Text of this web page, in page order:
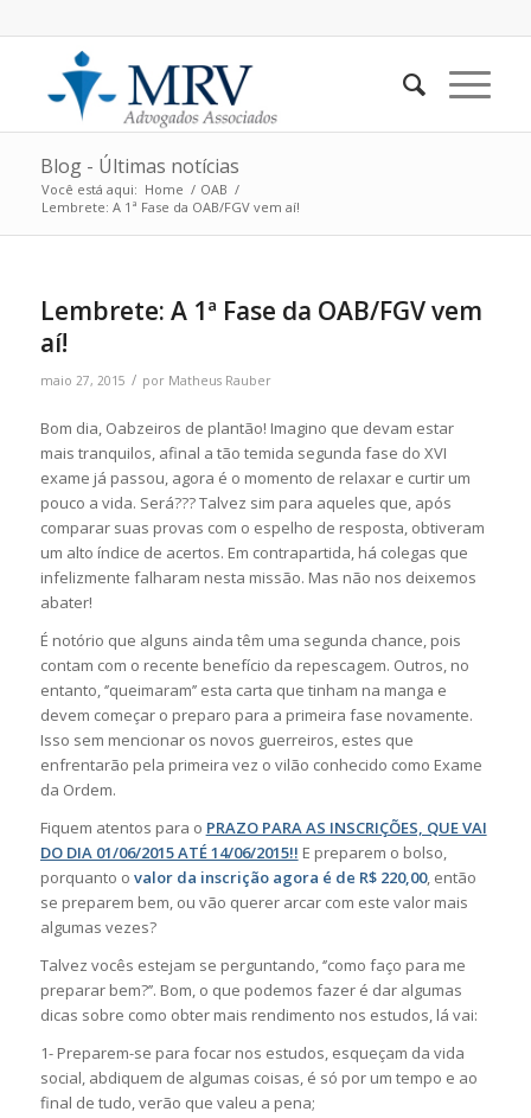
Blog - Últimas notícias
Você está aqui: Home / OAB /
Lembrete: A 1ª Fase da OAB/FGV vem aí!
Lembrete: A 1ª Fase da OAB/FGV vem
aí!
maio 27, 2015 / por Matheus Rauber
Bom dia, Oabzeiros de plantão! Imagino que devam estar
mais tranquilos, afinal a tão temida segunda fase do XVI
exame já passou, agora é o momento de relaxar e curtir um
pouco a vida. Será??? Talvez sim para aqueles que, após
comparar suas provas com o espelho de resposta, obtiveram
um alto índice de acertos. Em contrapartida, há colegas que
infelizmente falharam nesta missão. Mas não nos deixemos
abater!
É notório que alguns ainda têm uma segunda chance, pois
contam com o recente benefício da repescagem. Outros, no
entanto, ‘’queimaram’’ esta carta que tinham na manga e
devem começar o preparo para a primeira fase novamente.
Isso sem mencionar os novos guerreiros, estes que
enfrentarão pela primeira vez o vilão conhecido como Exame
da Ordem.
Fiquem atentos para o PRAZO PARA AS INSCRIÇÕES, QUE VAI
DO DIA 01/06/2015 ATÉ 14/06/2015!! E preparem o bolso,
porquanto o valor da inscrição agora é de R$ 220,00, então
se preparem bem, ou vão querer arcar com este valor mais
algumas vezes?
Talvez vocês estejam se perguntando, ‘’como faço para me
preparar bem?’’. Bom, o que podemos fazer é dar algumas
dicas sobre como obter mais rendimento nos estudos, lá vai:
1- Preparem-se para focar nos estudos, esqueçam da vida
social, abdiquem de algumas coisas, é só por um tempo e ao
final de tudo, verão que valeu a pena;